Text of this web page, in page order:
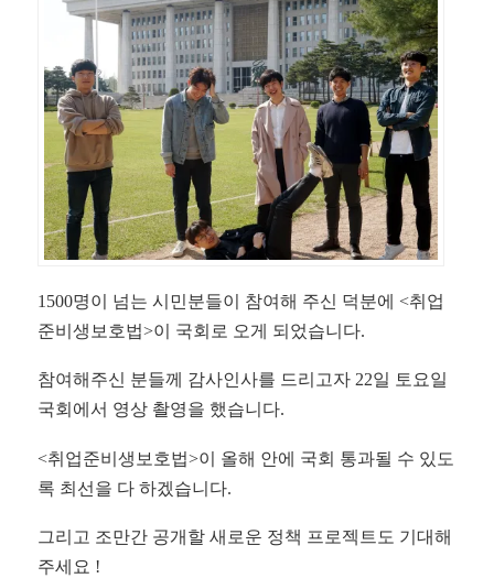
1500명이 넘는 시민분들이 참여해 주신 덕분에 <취업
준비생보호법>이 국회로 오게 되었습니다.
참여해주신 분들께 감사인사를 드리고자 22일 토요일
국회에서 영상 촬영을 했습니다.
<취업준비생보호법>이 올해 안에 국회 통과될 수 있도
록 최선을 다 하겠습니다.
그리고 조만간 공개할 새로운 정책 프로젝트도 기대해
주세요 !